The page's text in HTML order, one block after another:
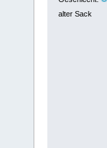
alter Sack